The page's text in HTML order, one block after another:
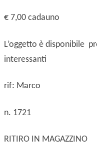
€ 7,00 cadauno
L’oggetto è disponibile
interessanti
rif: Marco
n. 1721
RITIRO IN MAGAZZINO